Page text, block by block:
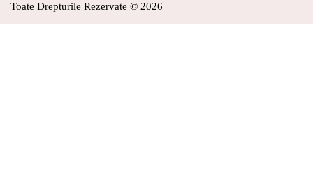
Toate Drepturile Rezervate © 2026